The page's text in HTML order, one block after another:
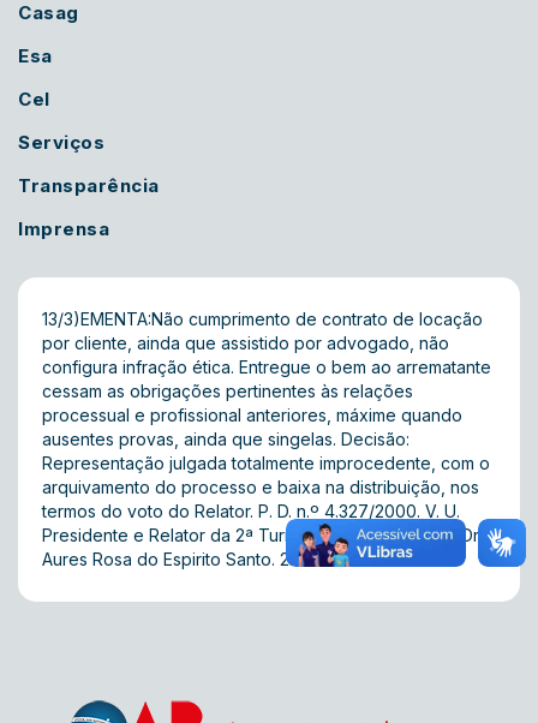
Casag
Esa
Cel
Serviços
Transparência
Imprensa
13/3)EMENTA:Não cumprimento de contrato de locação
por cliente, ainda que assistido por advogado, não
configura infração ética. Entregue o bem ao arrematante
cessam as obrigações pertinentes às relações
processual e profissional anteriores, máxime quando
ausentes provas, ainda que singelas. Decisão:
Representação julgada totalmente improcedente, com o
arquivamento do processo e baixa na distribuição, nos
termos do voto do Relator. P. D. n.º 4.327/2000. V. U.
Presidente e Relator da 2ª Turma do TED/OAB/GO – Dr.
Aures Rosa do Espirito Santo. 22.05.2002.